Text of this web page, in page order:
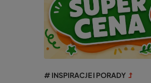
# INSPIRACJE I PORADY